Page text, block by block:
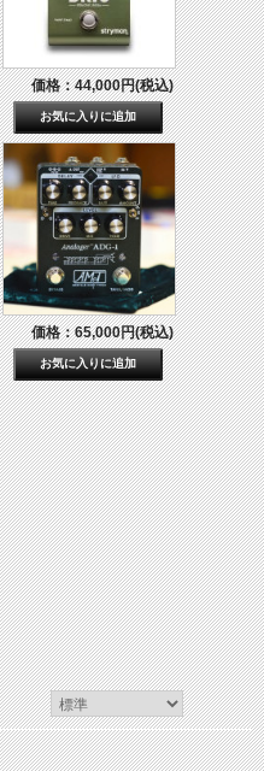
価格：44,000円(税込)
価格：65,000円(税込)